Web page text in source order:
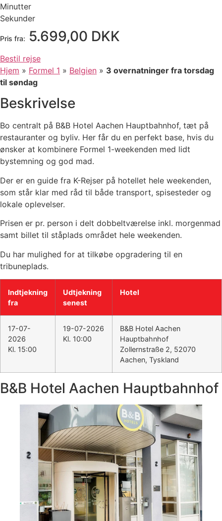
Minutter
Sekunder
Pris fra: 5.699,00 DKK
Bestil rejse
Hjem » Formel 1 » Belgien » 3 overnatninger fra torsdag
til søndag
Beskrivelse
Bo centralt på B&B Hotel Aachen Hauptbahnhof, tæt på
restauranter og byliv. Her får du en perfekt base, hvis du
ønsker at kombinere Formel 1-weekenden med lidt
bystemning og god mad.
Der er en guide fra K-Rejser på hotellet hele weekenden,
som står klar med råd til både transport, spisesteder og
lokale oplevelser.
Prisen er pr. person i delt dobbeltværelse inkl. morgenmad
samt billet til ståplads området hele weekenden.
Du har mulighed for at tilkøbe opgradering til en
tribuneplads.
Indtjekning
fra
Udtjekning
senest
Hotel
17-07-
2026
Kl. 15:00
19-07-2026
Kl. 10:00
B&B Hotel Aachen
Hauptbahnhof
Zollernstraße 2, 52070
Aachen, Tyskland
B&B Hotel Aachen Hauptbahnhof